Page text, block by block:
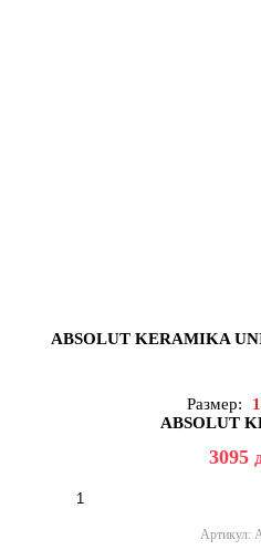
ABSOLUT KERAMIKA
Размер:
ABSOLUT
3095
Артикул: